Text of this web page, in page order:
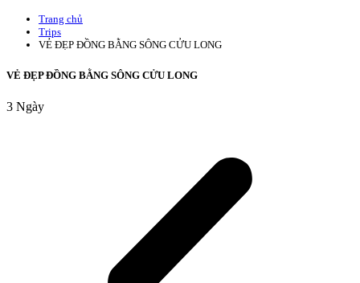
Trang chủ
Trips
VẺ ĐẸP ĐỒNG BẰNG SÔNG CỬU LONG
VẺ ĐẸP ĐỒNG BẰNG SÔNG CỬU LONG
3 Ngày